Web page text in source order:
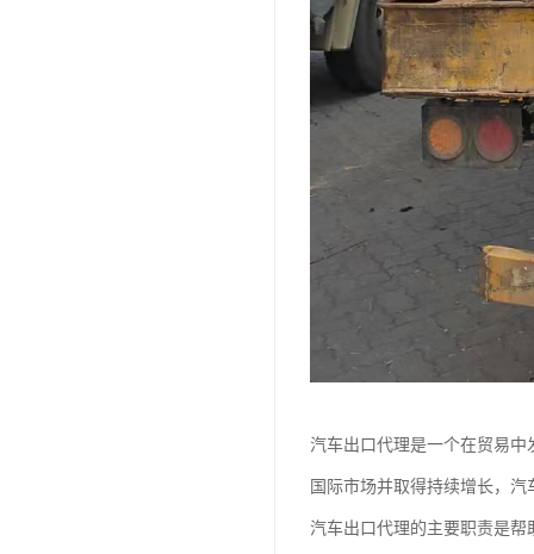
汽车出口代理是一个在贸易
国际市场并取得持续增长，
汽车出口代理的主要职责是